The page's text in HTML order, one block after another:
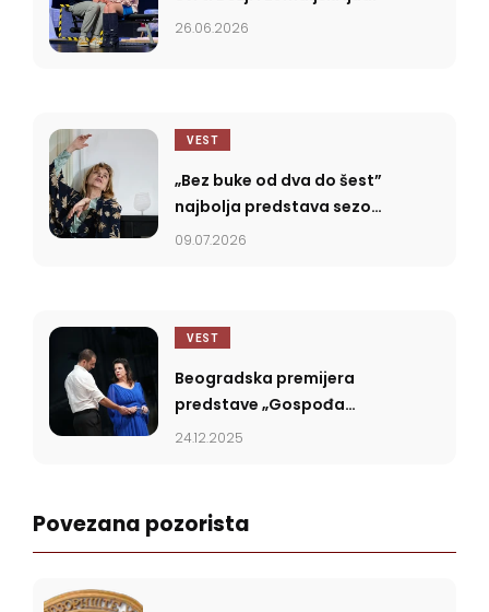
26.06.2026
VEST
„Bez buke od dva do šest”
najbolja predstava sezone
2025/2026
09.07.2026
VEST
Beogradska premijera
predstave „Gospođa
Olga” 24. decembra na
24.12.2025
Povezana pozorista